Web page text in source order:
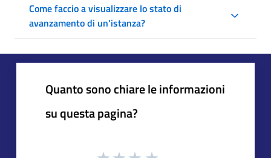
Come faccio a visualizzare lo stato di
avanzamento di un'istanza?
Quanto sono chiare le informazioni
su questa pagina?